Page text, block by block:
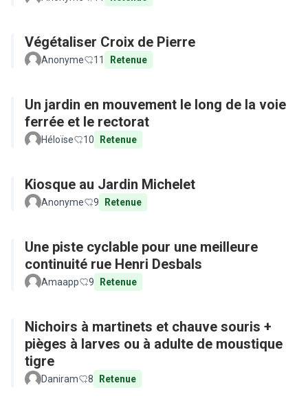
Végétaliser Croix de Pierre
Anonyme 11 Retenue
Un jardin en mouvement le long de la voie
ferrée et le rectorat
Héloïse 10 Retenue
Kiosque au Jardin Michelet
Anonyme 9 Retenue
Une piste cyclable pour une meilleure
continuité rue Henri Desbals
Amaapp 9 Retenue
Nichoirs à martinets et chauve souris +
pièges à larves ou à adulte de moustique
tigre
Daniram 8 Retenue